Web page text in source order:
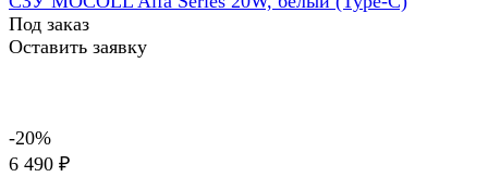
Под заказ
Оставить заявку
-20%
6 490 ₽